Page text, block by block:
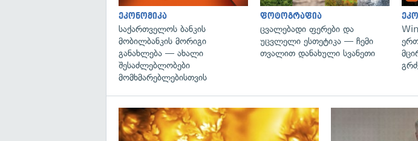
ეკონომიკა
საქართველოს ბანკის
მობილბანკის მორიგი
განახლება — ახალი
შესაძლებლობები
მომხმარებლებისთვის
ფოტოგრაფია
ცვალებადი ფერები და
უცვლელი ესთეტიკა — ჩემი
თვალით დანახული სვანეთი